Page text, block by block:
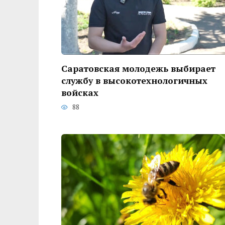
Саратовская молодежь выбирает
службу в высокотехнологичных
войсках
88